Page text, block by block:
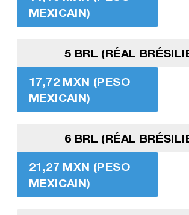
MEXICAIN)
5 BRL (RÉAL
17,72 MXN (PESO
MEXICAIN)
6 BRL (RÉAL
21,27 MXN (PESO
MEXICAIN)